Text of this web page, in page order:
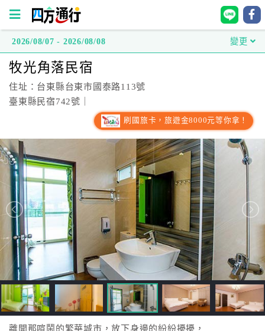
方
通
行
台
灣
訂
房
直
接
跟
飯
店
訂
2026/08/07 - 2026/08/08 變更
牧光角落民宿
住址：台東縣台東市國泰路113號
臺東縣民宿742號｜
刷國旅卡，旅遊金8000元等你拿！
離開那喧鬧的繁華城市，放下身邊的紛紛擾擾，